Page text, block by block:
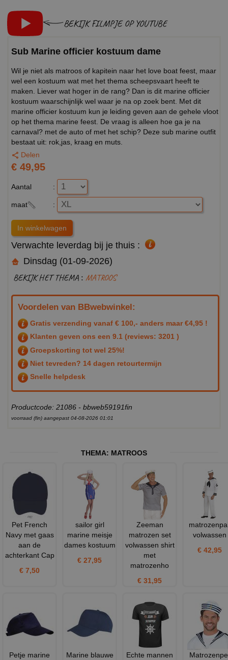
BEKIJK FILMPJE OP YOUTUBE
Sub Marine officier kostuum dame
Wil je niet als matroos of kapitein naar het love boat feest, maar
wel een kostuum wat met het thema scheepsvaart heeft te
maken. Liever wat hoger in de rang? Dan is dit marine officier
kostuum waarschijnlijk wel waar je na op zoek bent. Met dit
marine officier kostuum kun je leiding geven aan de gehele vloot
op het thema marine feest. De vraag is alleen hoe ga je na
carnaval? met de auto of met het schip? Deze sub marine outfit
bestaat uit: rok,jas, kraag en muts.
Delen
€ 49,95
Aantal :
maat :
Verwachte leverdag bij je thuis :
Dinsdag (01-09-2026)
BEKIJK HET THEMA : MATROOS
Voordelen van BBwebwinkel:
Gratis verzending vanaf € 100,- anders maar €4,95 !
Klanten geven ons een 9.1 (reviews: 3201 )
Groepskorting tot wel 25%!
Niet tevreden? 14 dagen retourtermijn
Snelle helpdesk
Productcode: 21086 - bbweb59191fin
voorraad (fin) aangepast 04-08-2026 01:01
THEMA: MATROOS
Pet French
Navy met gaas
aan de
achterkant Cap
€ 7,50
sailor girl
marine meisje
dames kostuum
€ 27,95
Zeeman
matrozen set
volwassen shirt
met
matrozenho
€ 31,95
volwassen
€ 42,95
Petje marine
Marine blauwe
Echte mannen